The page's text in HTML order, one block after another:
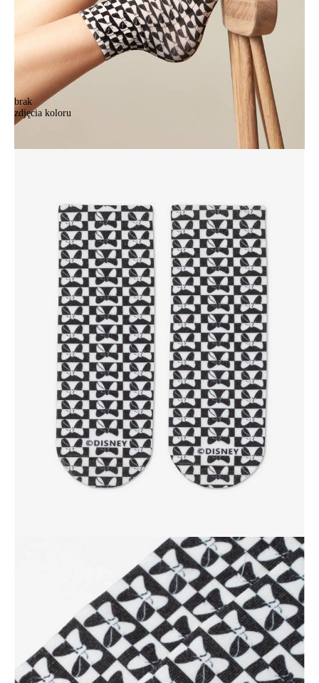
brak
zdjęcia koloru
.
21,90 zł
Tabela rozmiarów
+
DODAJ DO KOSZYKA
Jak złożyć zamówienie
POWIADOM MNIE O DOSTĘPNOŚCI
ПОЛУЧИТЬ ПО EMAIL
darmowa od 99 zł
czas dostawy: 1-2 dni robocze
Paczkomaty InPost 24/7,darmowa od 50 zł
czas dostawy: 1-2 dni robocze
Odbiór osobistyw sklepie Conte (Łodz)
pn.- czw. 8:00 - 16:00, pt. 8:00 - 14:00
Opis produktu
91-341, Łódź, Polska
info@conteshop.pl
Ten produkt nie ma pytań Możesz zadać pytanie, klikając przycisk
Zadaj pytanie
Nowe pytanie